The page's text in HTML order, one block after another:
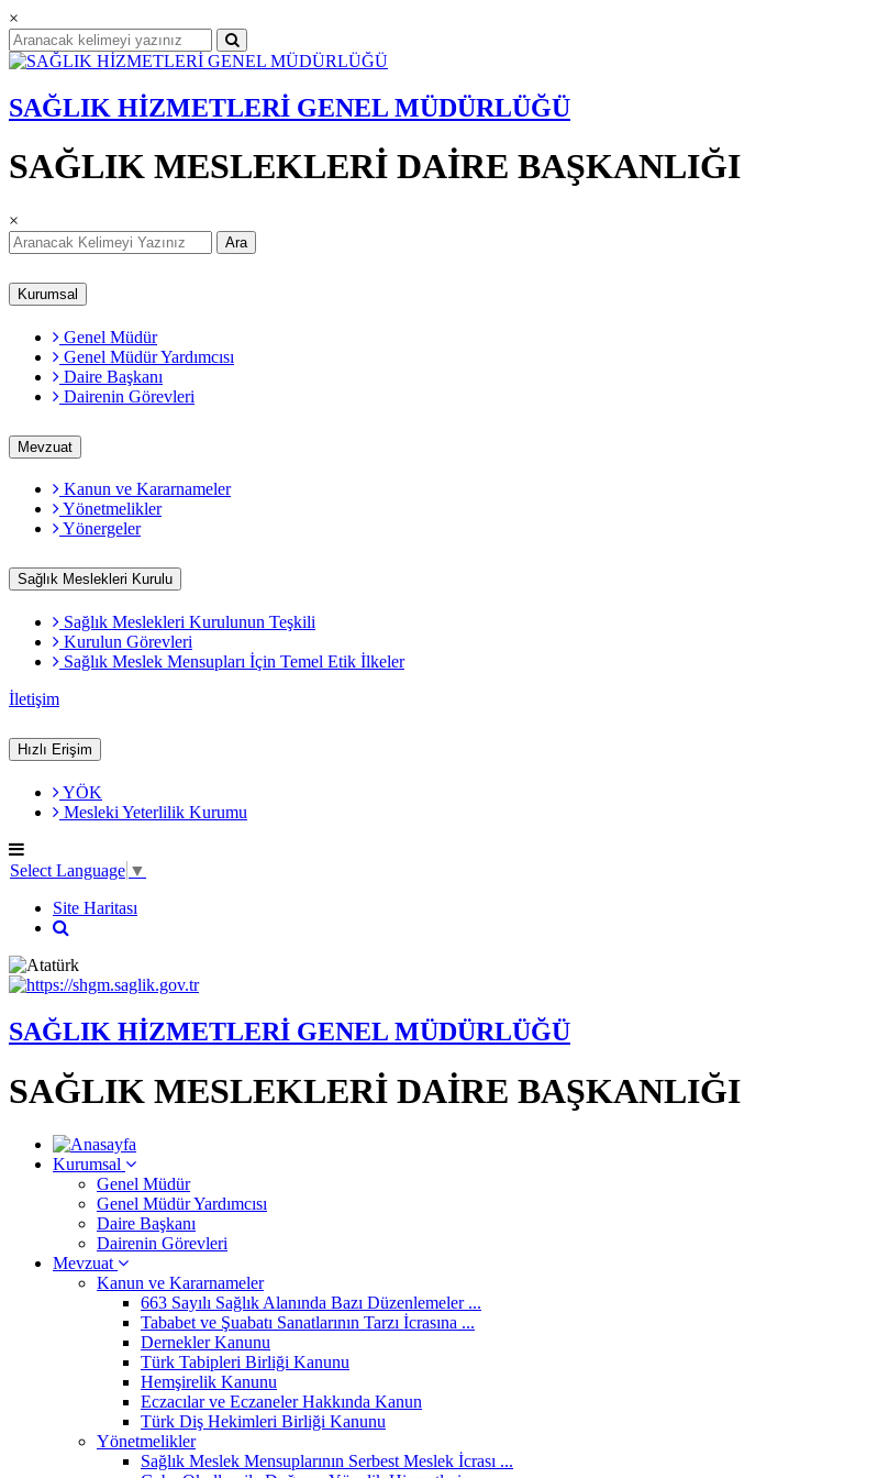
×
SAĞLIK HİZMETLERİ GENEL MÜDÜRLÜĞÜ
SAĞLIK MESLEKLERİ DAİRE BAŞKANLIĞI
×
Ara
Kurumsal
Genel Müdür
Genel Müdür Yardımcısı
Daire Başkanı
Dairenin Görevleri
Mevzuat
Kanun ve Kararnameler
Yönetmelikler
Yönergeler
Sağlık Meslekleri Kurulu
Sağlık Meslekleri Kurulunun Teşkili
Kurulun Görevleri
Sağlık Meslek Mensupları İçin Temel Etik İlkeler
İletişim
Hızlı Erişim
YÖK
Mesleki Yeterlilik Kurumu
Select Language ▼
Site Haritası
SAĞLIK HİZMETLERİ GENEL MÜDÜRLÜĞÜ
SAĞLIK MESLEKLERİ DAİRE BAŞKANLIĞI
Kurumsal
Genel Müdür
Genel Müdür Yardımcısı
Daire Başkanı
Dairenin Görevleri
Mevzuat
Kanun ve Kararnameler
663 Sayılı Sağlık Alanında Bazı Düzenlemeler ...
Tababet ve Şuabatı Sanatlarının Tarzı İcrasına ...
Dernekler Kanunu
Türk Tabipleri Birliği Kanunu
Hemşirelik Kanunu
Eczacılar ve Eczaneler Hakkında Kanun
Türk Diş Hekimleri Birliği Kanunu
Yönetmelikler
Sağlık Meslek Mensuplarının Serbest Meslek İcrası ...